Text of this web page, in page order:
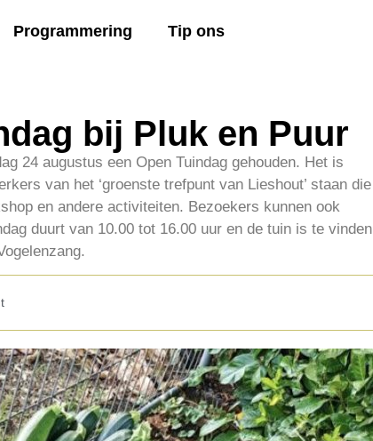
Programmering Tip ons
bij Pluk en Puur
24 augustus een Open Tuindag gehouden. Het is
van het ‘groenste trefpunt van Lieshout’ staan die
en andere activiteiten. Bezoekers kunnen ook
duurt van 10.00 tot 16.00 uur en de tuin is te vinden